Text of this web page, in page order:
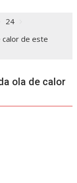
24
calor de este
ola de calor